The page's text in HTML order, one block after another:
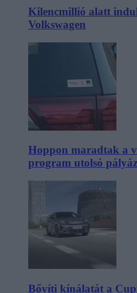
Kilencmillió alatt
Volkswagen
Hoppon maradtak a
program utolsó
Bővíti kínálatát a